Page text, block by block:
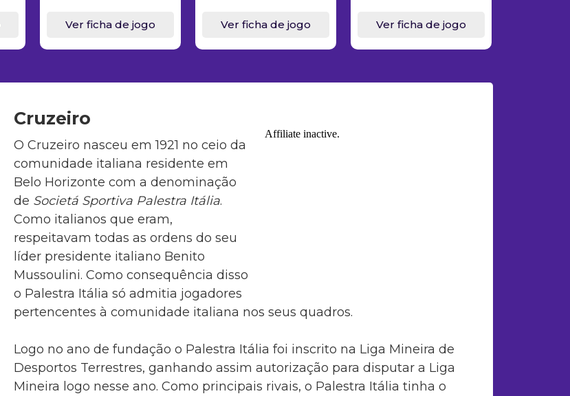
Ver ficha de jogo Ver ficha de jogo Ver ficha de jogo
Cruzeiro
O Cruzeiro nasceu em 1921 no ceio da
comunidade italiana residente em
Belo Horizonte com a denominação
de Societá Sportiva Palestra Itália.
Como italianos que eram,
respeitavam todas as ordens do seu
líder presidente italiano Benito
Mussoulini. Como consequência disso
o Palestra Itália só admitia jogadores
pertencentes à comunidade italiana nos seus quadros.
Logo no ano de fundação o Palestra Itália foi inscrito na Liga Mineira de
Desportos Terrestres, ganhando assim autorização para disputar a Liga
Mineira logo nesse ano. Como principais rivais, o Palestra Itália tinha o